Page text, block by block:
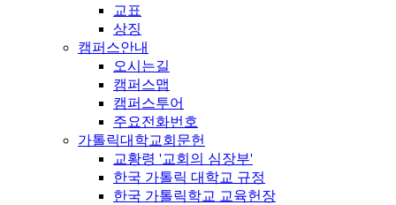
교표
상징
캠퍼스안내
오시는길
캠퍼스맵
캠퍼스투어
주요전화번호
가톨릭대학교회문헌
교황령 '교회의 심장부'
한국 가톨릭 대학교 규정
한국 가톨릭학교 교육헌장